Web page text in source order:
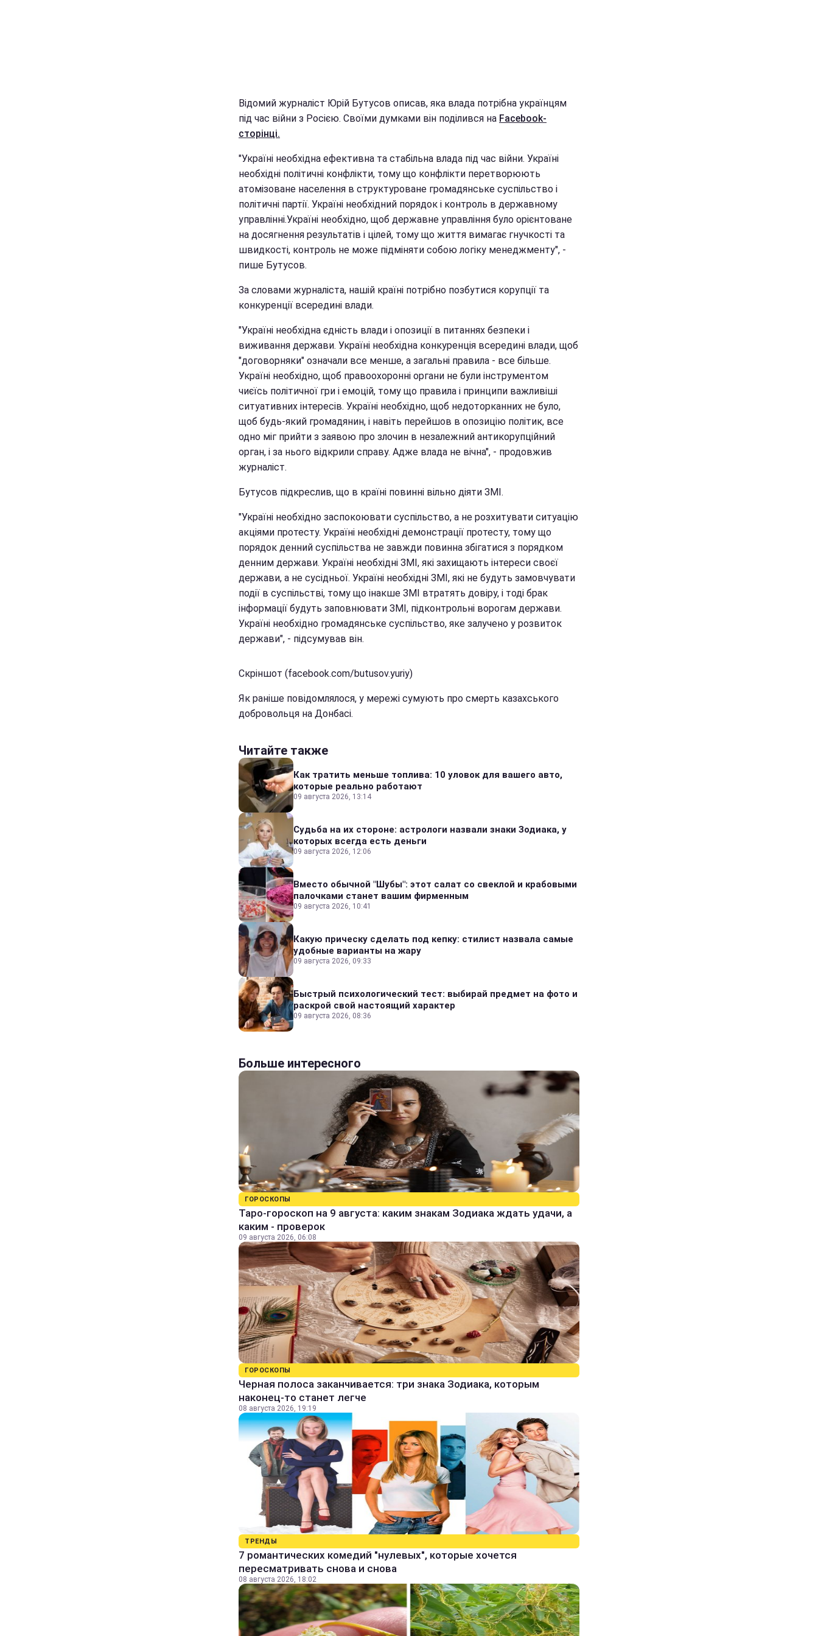
Відомий журналіст Юрій Бутусов описав, яка влада потрібна українцям
під час війни з Росією. Своїми думками він поділився на Facebook-
сторінці.
"Україні необхідна ефективна та стабільна влада під час війни. Україні
необхідні політичні конфлікти, тому що конфлікти перетворюють
атомізоване населення в структуроване громадянське суспільство і
політичні партії. Україні необхідний порядок і контроль в державному
управлінні.Україні необхідно, щоб державне управління було орієнтоване
на досягнення результатів і цілей, тому що життя вимагає гнучкості та
швидкості, контроль не може підміняти собою логіку менеджменту", -
пише Бутусов.
За словами журналіста, нашій країні потрібно позбутися корупції та
конкуренції всередині влади.
"Україні необхідна єдність влади і опозиції в питаннях безпеки і
виживання держави. Україні необхідна конкуренція всередині влади, щоб
"договорняки" означали все менше, а загальні правила - все більше.
Україні необхідно, щоб правоохоронні органи не були інструментом
чиєїсь політичної гри і емоцій, тому що правила і принципи важливіші
ситуативних інтересів. Україні необхідно, щоб недоторканних не було,
щоб будь-який громадянин, і навіть перейшов в опозицію політик, все
одно міг прийти з заявою про злочин в незалежний антикорупційний
орган, і за нього відкрили справу. Адже влада не вічна", - продовжив
журналіст.
Бутусов підкреслив, що в країні повинні вільно діяти ЗМІ.
"Україні необхідно заспокоювати суспільство, а не розхитувати ситуацію
акціями протесту. Україні необхідні демонстрації протесту, тому що
порядок денний суспільства не завжди повинна збігатися з порядком
денним держави. Україні необхідні ЗМІ, які захищають інтереси своєї
держави, а не сусідньої. Україні необхідні ЗМІ, які не будуть замовчувати
події в суспільстві, тому що інакше ЗМІ втратять довіру, і тоді брак
інформації будуть заповнювати ЗМІ, підконтрольні ворогам держави.
Україні необхідно громадянське суспільство, яке залучено у розвиток
держави", - підсумував він.
Скріншот (facebook.com/butusov.yuriy)
Як раніше повідомлялося, у мережі сумують про смерть казахського
добровольця на Донбасі.
Читайте также
Как тратить меньше топлива: 10 уловок для вашего авто,
которые реально работают
09 августа 2026, 13:14
Судьба на их стороне: астрологи назвали знаки Зодиака, у
которых всегда есть деньги
09 августа 2026, 12:06
Вместо обычной "Шубы": этот салат со свеклой и крабовыми
палочками станет вашим фирменным
09 августа 2026, 10:41
Какую прическу сделать под кепку: стилист назвала самые
удобные варианты на жару
09 августа 2026, 09:33
Быстрый психологический тест: выбирай предмет на фото и
раскрой свой настоящий характер
09 августа 2026, 08:36
Больше интересного
ГОРОСКОПЫ
Таро-гороскоп на 9 августа: каким знакам Зодиака ждать удачи, а
каким - проверок
09 августа 2026, 06:08
ГОРОСКОПЫ
Черная полоса заканчивается: три знака Зодиака, которым
наконец-то станет легче
08 августа 2026, 19:19
ТРЕНДЫ
7 романтических комедий "нулевых", которые хочется
пересматривать снова и снова
08 августа 2026, 18:02